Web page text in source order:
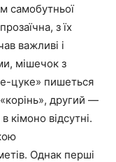
самобутньої
з їх
важливі і
мішечок з
цуке» пишеться
другий —
кімоно відсутні.
Однак перші